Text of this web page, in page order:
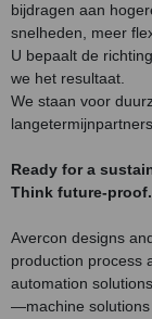
bijdragen aan
snelheden, meer
U bepaalt de
we het resultaat.
We staan voor
Ready for a
Think future-
Avercon designs
production process
automation
—machine solutions